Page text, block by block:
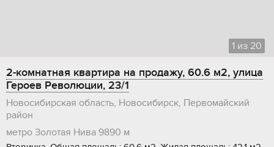
1 из 20
2-комнатная квартира на продажу, 60.6 м2, улица
Героев Революции, 23/1
Новосибирская область, Новосибирск, Первомайский
район
метро Золотая Нива 9890 м